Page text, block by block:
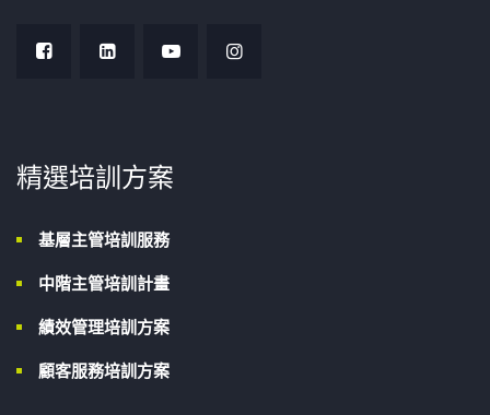
精選培訓方案
基層主管培訓服務
中階主管培訓計畫
績效管理培訓方案
顧客服務培訓方案